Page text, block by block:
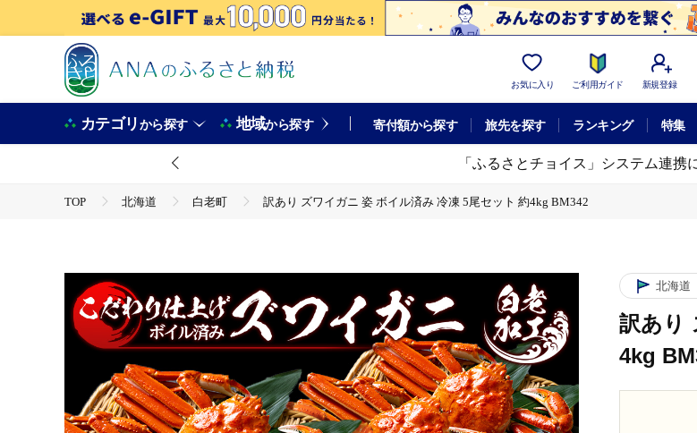
お気に入り ご利用ガイド 新規登録
カテゴリから探す 地域から探す 寄付額から探す 旅先を探す ランキング 特集
「ふるさとチョイス」システム連携
TOP 北海道 白老町 訳あり ズワイガニ 姿 ボイル済み 冷凍 5尾セット 約4kg BM342
北海道
訳あり
4kg